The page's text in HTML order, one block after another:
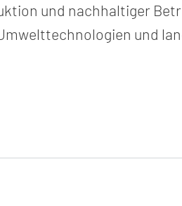
und nachhaltiger
und